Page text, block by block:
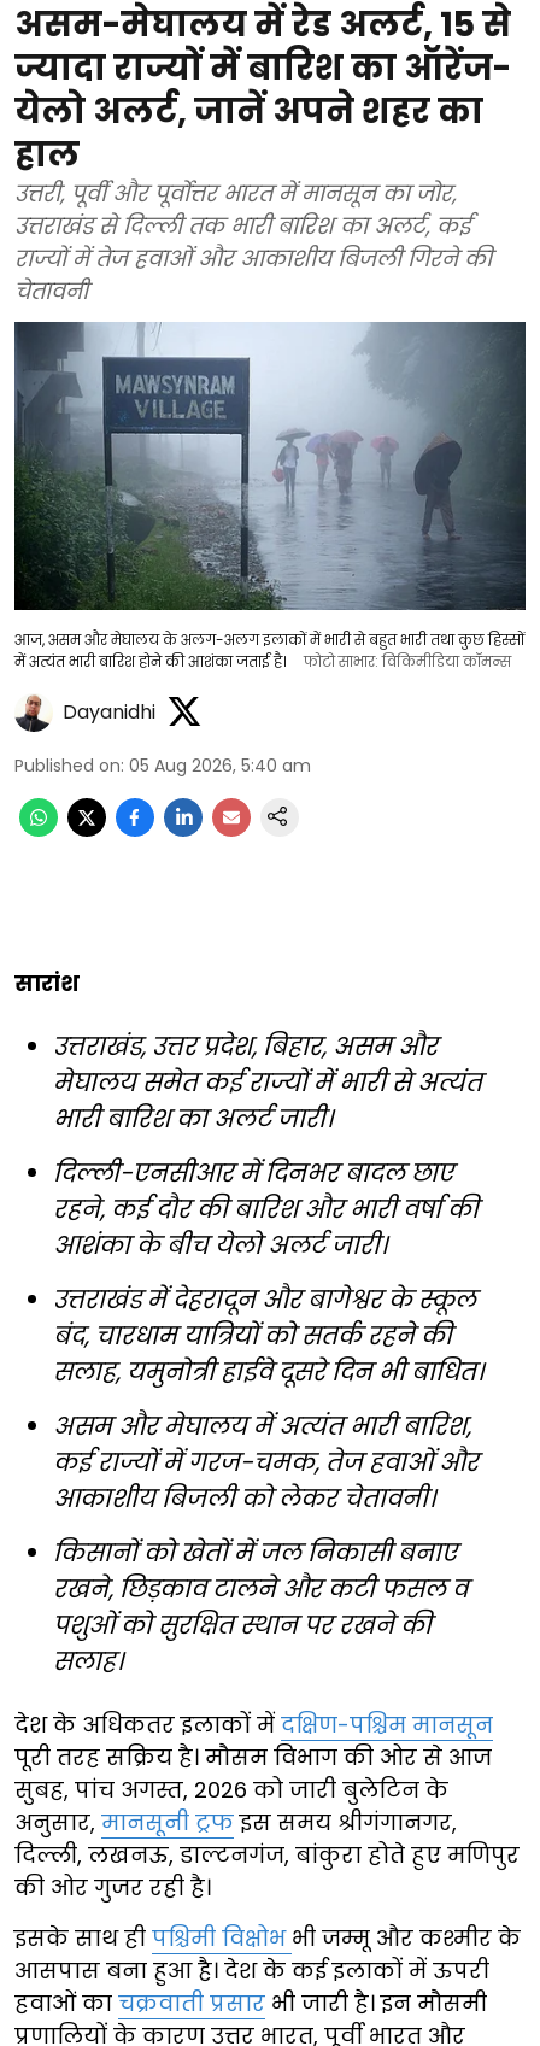
असम-मेघालय में रेड अलर्ट, 15 से
ज्यादा राज्यों में बारिश का ऑरेंज-
येलो अलर्ट, जानें अपने शहर का
हाल
उत्तरी, पूर्वी और पूर्वोत्तर भारत में मानसून का जोर,
उत्तराखंड से दिल्ली तक भारी बारिश का अलर्ट, कई
राज्यों में तेज हवाओं और आकाशीय बिजली गिरने की
चेतावनी
आज, असम और मेघालय के अलग-अलग इलाकों में भारी से बहुत भारी तथा कुछ हिस्सों
में अत्यंत भारी बारिश होने की आशंका जताई है।
फोटो साभार: विकिमीडिया कॉमन्स
Dayanidhi
Published on: 05 Aug 2026, 5:40 am
सारांश
उत्तराखंड, उत्तर प्रदेश, बिहार, असम और
मेघालय समेत कई राज्यों में भारी से अत्यंत
भारी बारिश का अलर्ट जारी।
दिल्ली-एनसीआर में दिनभर बादल छाए
रहने, कई दौर की बारिश और भारी वर्षा की
आशंका के बीच येलो अलर्ट जारी।
उत्तराखंड में देहरादून और बागेश्वर के स्कूल
बंद, चारधाम यात्रियों को सतर्क रहने की
सलाह, यमुनोत्री हाईवे दूसरे दिन भी बाधित।
असम और मेघालय में अत्यंत भारी बारिश,
कई राज्यों में गरज-चमक, तेज हवाओं और
आकाशीय बिजली को लेकर चेतावनी।
किसानों को खेतों में जल निकासी बनाए
रखने, छिड़काव टालने और कटी फसल व
पशुओं को सुरक्षित स्थान पर रखने की
सलाह।
देश के अधिकतर इलाकों में दक्षिण-पश्चिम मानसून
पूरी तरह सक्रिय है। मौसम विभाग की ओर से आज
सुबह, पांच अगस्त, 2026 को जारी बुलेटिन के
अनुसार, मानसूनी ट्रफइस समय श्रीगंगानगर,
दिल्ली, लखनऊ, डाल्टनगंज, बांकुरा होते हुए मणिपुर
की ओर गुजर रही है।
इसके साथ ही पश्चिमी विक्षोभ भी जम्मू और कश्मीर के
आसपास बना हुआ है। देश के कई इलाकों में ऊपरी
हवाओं का चक्रवाती प्रसार भी जारी है। इन मौसमी
प्रणालियों के कारण उत्तर भारत, पूर्वी भारत और